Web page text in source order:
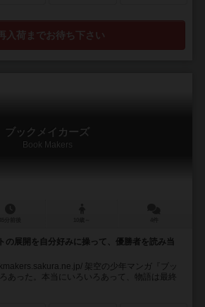
入荷までお待ち下さい
ブックメイカーズ
Book Makers
の展開を自分好みに操って、優勝者を読み当
架空の少年マンガ『ブッ
あった。本当にいろいろあって、物語は最終